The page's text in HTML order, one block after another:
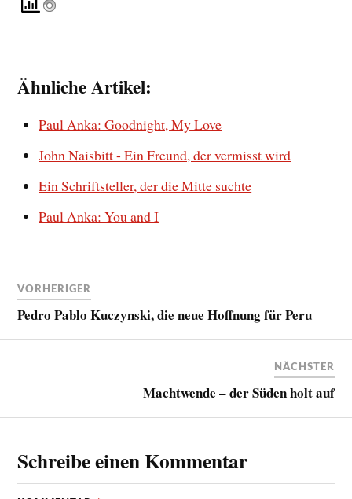
Ähnliche Artikel:
Paul Anka: Goodnight, My Love
John Naisbitt - Ein Freund, der vermisst wird
Ein Schriftsteller, der die Mitte suchte
Paul Anka: You and I
VORHERIGER
Pedro Pablo Kuczynski, die neue Hoffnung für Peru
NÄCHSTER
Machtwende – der Süden holt auf
Schreibe einen Kommentar